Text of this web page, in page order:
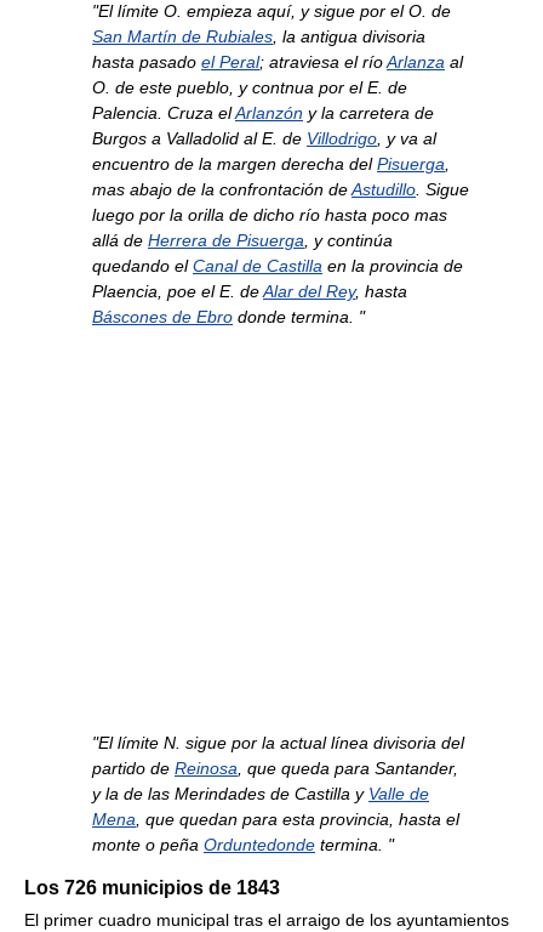
"El límite O. empieza aquí, y sigue por el O. de
San Martín de Rubiales , la antigua divisoria
hasta pasado el Peral; atraviesa el ríoArlanza al
O. de este pueblo, y contnua por el E. de
Palencia. Cruza elArlanzón y la carretera de
Burgos a Valladolid al E. de Villodrigo , y va al
encuentro de la margen derecha delPisuerga
mas abajo de la confrontación deAstudillo . Sigue
luego por la orilla de dicho río hasta poco mas
allá de Herrera de Pisuerga , y continúa
quedando elCanal de Castilla en la provincia de
Plaencia, poe el E. deAlar del Rey, hasta
Báscones de Ebro donde termina. "
"El límite N. sigue por la actual línea divisoria del
partido de Reinosa , que queda para Santander,
y la de las Merindades de Castilla y Valle de
Mena , que quedan para esta provincia, hasta el
monte o peña Orduntedonde termina. "
Los 726 municipios de 1843
El primer cuadro municipal tras el arraigo de los ayuntamientos